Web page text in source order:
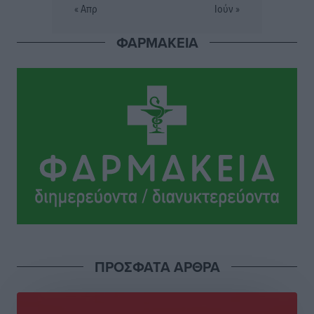
Ελλάδα
Άκυρες οι εγκύκλιοι που δεν αναρτώνται,
υποχρεωτική η δημοσίευσή τους από την 1η
Καύσιμα: «Καίνε» οι τιμές και στα νησιά μας – Γιατί
δεν πέφτουν και πότε μπορεί να έρθει αποκλιμάκωση
κατά της αυθαίρετης κατάληψης του αιγιαλού – Τα
στοιχεία για τη Ρόδο
« Απρ Ιούν »
ΦΑΡΜΑΚΕΙΑ
ΠΡΟΣΦΑΤΑ ΑΡΘΡΑ